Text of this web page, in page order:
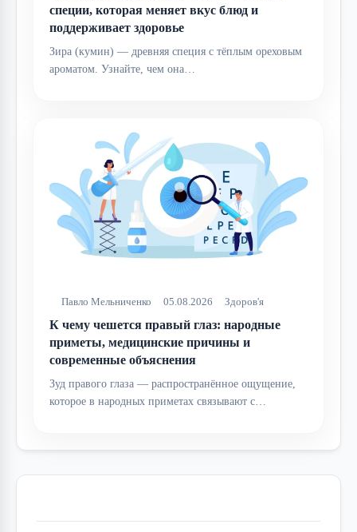
специи, которая меняет вкус блюд и
поддерживает здоровье
Зира (кумин) — древняя специя с тёплым ореховым
ароматом. Узнайте, чем она…
Павло Мельниченко 05.08.2026 Здоров'я
К чему чешется правый глаз: народные
приметы, медицинские причины и
современные объяснения
Зуд правого глаза — распространённое ощущение,
которое в народных приметах связывают с…